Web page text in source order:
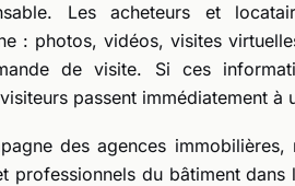
Les acheteurs et
: photos, vidéos, visites
de visite. Si ces
passent immédiatement à
des agences immobilières,
professionnels du bâtiment dans